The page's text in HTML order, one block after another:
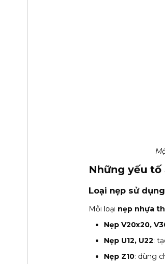
Những yếu
Loại nẹp sử dụng
Mỗi loại nẹp nhựa
Nẹp V20x20,
Nẹp U12, U22:
Nẹp Z10: dùng